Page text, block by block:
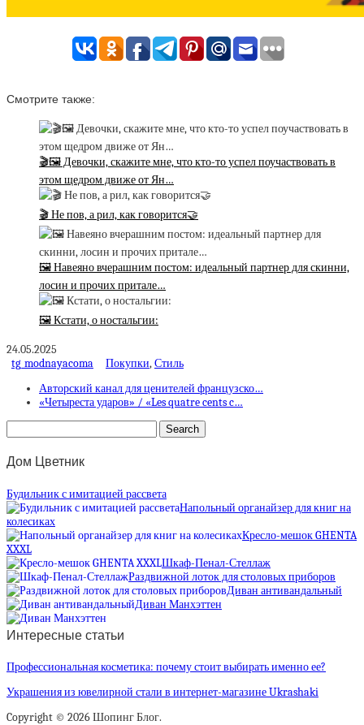
Смотрите также:
🎬🖼 Девочки, скажите мне, что кто-то успел поучаствовать в
этом щедром движе от Ян…
🎬 Не пов, а рил, как говорится🤝
🖼 Навеяно вчерашним постом: идеальный партнер для скинни,
лосин и прочих притале…
🖼 Кстати, о ностальгии:
24.05.2025
tg_modnayacoma
Покупки,Стиль
Авторский канал для ценителей французско…
«Четыреста ударов» / «Les quatre cents c…
Дом Цветник
Будильник с имитацией рассвета
Напольный органайзер для книг на
колесиках
Кресло-мешок GHENTA
XXXL
Шкаф-Пенал-Стеллаж
Раздвижной лоток для столовых приборов
Диван антивандальный
Диван Манхэттен
Интересные статьи
Профессиональная косметика: почему стоит выбирать именно ее?
Украшения из ювелирной стали в интернет-магазине Ukrashaki
Copyright © 2026 Шопинг Блог.